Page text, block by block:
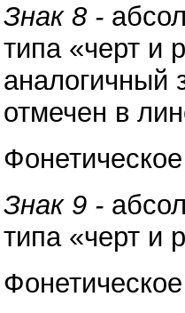
Знак 8 -
типа «черт и
аналогичный
отмечен в
Знак 9 -
типа «черт и